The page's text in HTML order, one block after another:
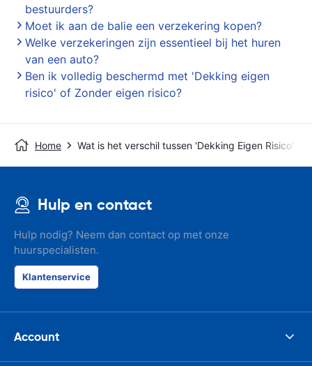
bestuurders?
Moet ik aan de balie een verzekering kopen?
Welke verzekeringen zijn essentieel bij het huren
van een auto?
Ben ik volledig beschermd met 'Dekking eigen
risico' of Zonder eigen risico?
Home Wat is het verschil tussen 'Dekking Eigen Risico' en
Hulp en contact
Hulp nodig? Neem dan contact op met onze
huurspecialisten.
Klantenservice
Account